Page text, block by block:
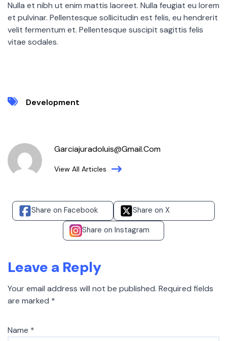
Nulla et nibh ut enim mattis laoreet. Nulla feugiat eu lorem
et pulvinar. Pellentesque sollicitudin est felis, eu hendrerit
velit fermentum et. Pellentesque suscipit sagittis felis
vitae sodales.
Development
Garciajuradoluis@gmail.com
View All Articles
Share on Facebook
Share on X
Share on Instagram
Leave a Reply
Your email address will not be published. Required fields
are marked *
Name *